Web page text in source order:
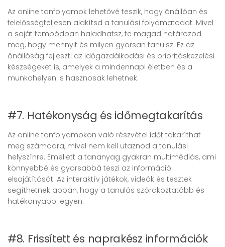
Az online tanfolyamok lehetővé teszik, hogy önállóan és
felelősségteljesen alakítsd a tanulási folyamatodat. Mivel
a saját tempódban haladhatsz, te magad határozod
meg, hogy mennyit és milyen gyorsan tanulsz. Ez az
önállóság fejleszti az időgazdálkodási és prioritáskezelési
készségeket is, amelyek a mindennapi életben és a
munkahelyen is hasznosak lehetnek.
#7. Hatékonyság és időmegtakarítás
Az online tanfolyamokon való részvétel időt takaríthat
meg számodra, mivel nem kell utaznod a tanulási
helyszínre. Emellett a tananyag gyakran multimédiás, ami
könnyebbé és gyorsabbá teszi az információ
elsajátítását. Az interaktív játékok, videók és tesztek
segíthetnek abban, hogy a tanulás szórakoztatóbb és
hatékonyabb legyen.
#8. Frissített és naprakész információk